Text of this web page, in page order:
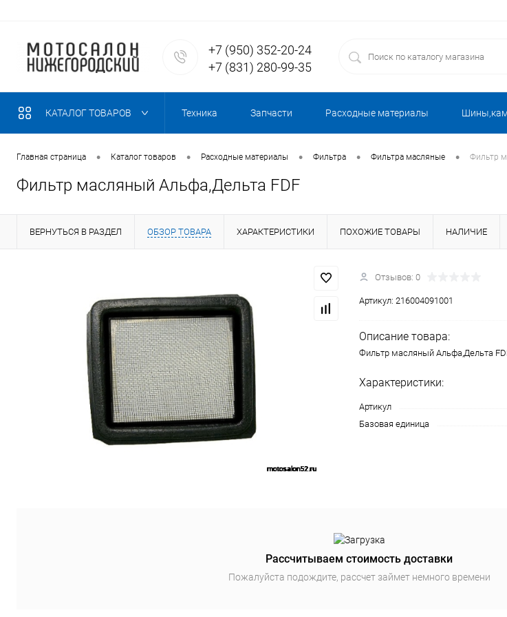
+7 (950) 352-20-24
+7 (831) 280-99-35
КАТАЛОГ ТОВАРОВ Техника Запчасти Расходные материалы
Главная страница • Каталог товаров • Расходные материалы • Фильтра • Фильтра масляные • Фильтр
Фильтр масляный Альфа,Дельта FDF
ВЕРНУТЬСЯ В РАЗДЕЛ ОБЗОР ТОВАРА ХАРАКТЕРИСТИКИ ПОХОЖИЕ ТОВАРЫ НАЛИЧИЕ
Отзывов: 0
Артикул: 216004091001
Описание товара:
Фильтр масляный Альфа,Дельта
Характеристики:
Артикул
Базовая единица
Рассчитываем стоимость доставки
Пожалуйста подождите, рассчет займет немного времени